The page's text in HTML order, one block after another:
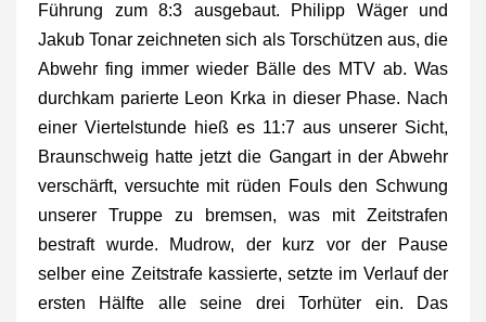
Führung zum 8:3 ausgebaut. Philipp Wäger und
Jakub Tonar zeichneten sich als Torschützen aus, die
Abwehr fing immer wieder Bälle des MTV ab. Was
durchkam parierte Leon Krka in dieser Phase. Nach
einer Viertelstunde hieß es 11:7 aus unserer Sicht,
Braunschweig hatte jetzt die Gangart in der Abwehr
verschärft, versuchte mit rüden Fouls den Schwung
unserer Truppe zu bremsen, was mit Zeitstrafen
bestraft wurde. Mudrow, der kurz vor der Pause
selber eine Zeitstrafe kassierte, setzte im Verlauf der
ersten Hälfte alle seine drei Torhüter ein. Das